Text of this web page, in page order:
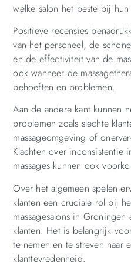
welke salon het beste bij
Positieve recensies
van het personeel, de
en de effectiviteit van de
ook wanneer de
behoeften en problemen.
Aan de andere kant kunnen
problemen zoals slechte
massageomgeving of
Klachten over inconsistentie
massages kunnen ook
Over het algemeen spelen
klanten een cruciale rol bij
massagesalons in
klanten. Het is belangrijk
te nemen en te streven naar
klanttevredenheid.